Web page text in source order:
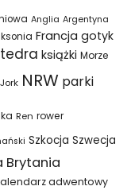
Anglia Argentyna
Francja gotyk
książki Morze
NRW parki
Ren rower
Szkocja Szwecja
Brytania
adwentowy